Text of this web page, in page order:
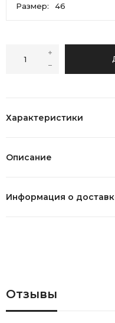
Размер: 46
Характеристики
Описание
Информация о
Отзывы